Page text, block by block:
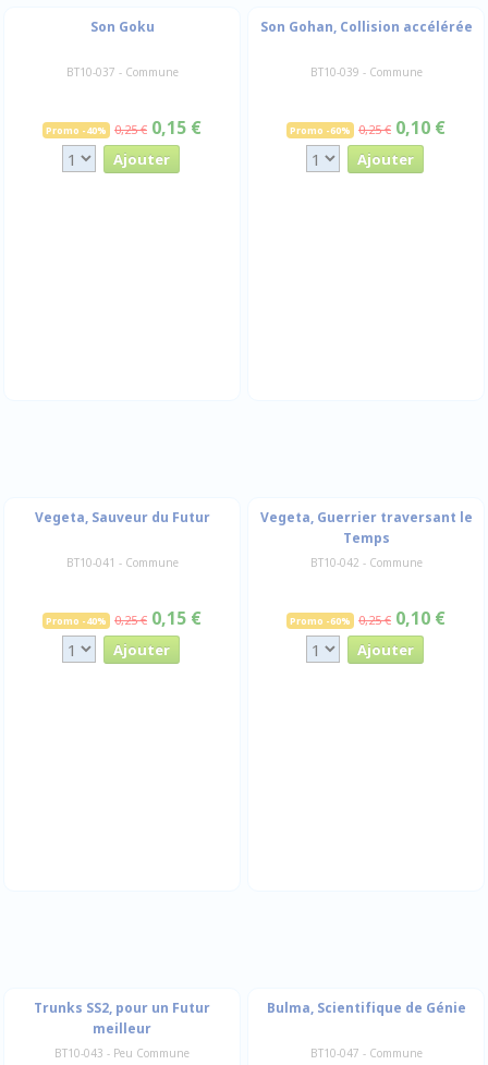
Son Goku
BT10-037 - Commune
Promo -40% 0,25 € 0,15 €
Son Gohan, Collision accélérée
BT10-039 - Commune
Promo -60% 0,25 € 0,10 €
Vegeta, Sauveur du Futur
BT10-041 - Commune
Promo -40% 0,25 € 0,15 €
Vegeta, Guerrier traversant le
Temps
BT10-042 - Commune
Promo -60% 0,25 € 0,10 €
Trunks SS2, pour un Futur
meilleur
BT10-043 - Peu Commune
Bulma, Scientifique de Génie
BT10-047 - Commune